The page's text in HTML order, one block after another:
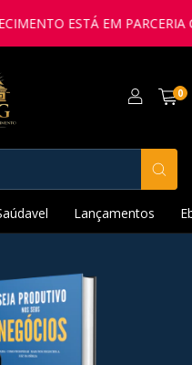
ESTÁ EM PARCERIA
0
Lançamentos